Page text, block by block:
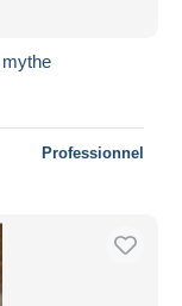
Professionnel